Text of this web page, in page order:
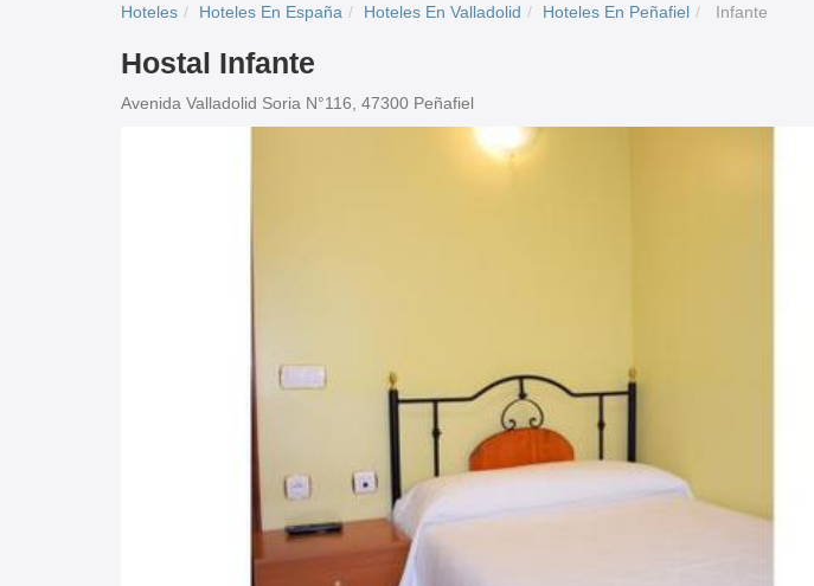
Hoteles Hoteles En España Hoteles En Valladolid Hoteles En Peñafiel Infante
Hostal Infante
Avenida Valladolid Soria N°116, 47300 Peñafiel